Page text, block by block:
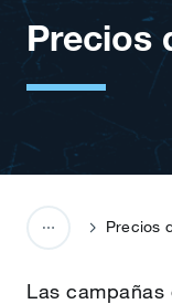
Precios
Precios
Las